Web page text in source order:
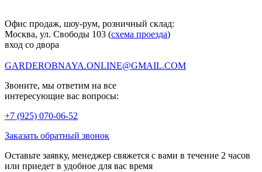
Офис продаж, шоу-рум, розничный склад:
Москва, ул. Свободы 103 (схема проезда)
вход со двора
GARDEROBNAYA.ONLINE@GMAIL.COM
Звоните, мы ответим на все
интересующие вас вопросы:
+7 (925) 070-06-52
Заказать обратный звонок
Оставьте заявку, менеджер свяжется с вами в течение 2 часов
или приедет в удобное для вас время